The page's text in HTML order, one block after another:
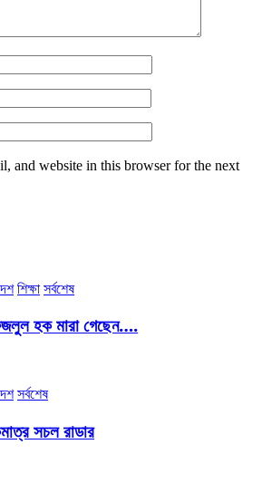
and website in this browser for the next
শিক্ষা সর্বশেষ
হক মারা গেছেন….
সর্বশেষ
সচল রাডার